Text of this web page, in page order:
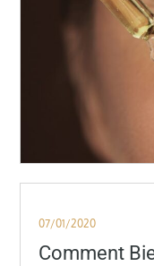
Posted
on
07/01/2020
Comment